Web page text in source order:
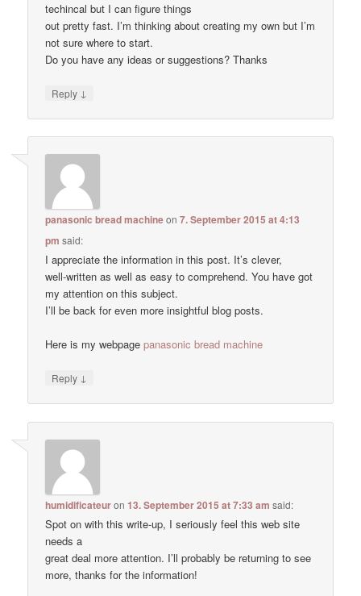
techincal but I can figure things
out pretty fast. I’m thinking about creating my own but I’m
not sure where to start.
Do you have any ideas or suggestions? Thanks
Reply ↓
panasonic bread machineon7. September 2015 at 4:13
pm said:
I appreciate the information in this post. It’s clever,
well-written as well as easy to comprehend. You have got
my attention on this subject.
I’ll be back for even more insightful blog posts.
Here is my webpagepanasonic bread machine
Reply ↓
humidificateuron13. September 2015 at 7:33 am said:
Spot on with this write-up, I seriously feel this web site
needs a
great deal more attention. I’ll probably be returning to see
more, thanks for the information!